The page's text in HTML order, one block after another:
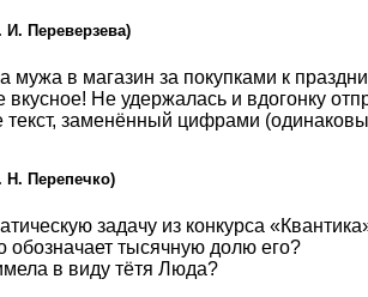
И. Переверзева)
мужа в магазин за покупками к
вкусное! Не удержалась и вдогонку
текст, заменённый цифрами
Н. Перепечко)
задачу из конкурса
обозначает тысячную долю его?
в виду тётя Люда?